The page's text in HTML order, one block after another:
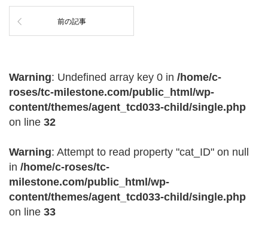
前の記事
Warning: Undefined array key 0 in /home/c-
roses/tc-milestone.com/public_html/wp-
content/themes/agent_tcd033-child/single.php
on line 32
Warning: Attempt to read property "cat_ID" on null
in /home/c-roses/tc-
milestone.com/public_html/wp-
content/themes/agent_tcd033-child/single.php
on line 33